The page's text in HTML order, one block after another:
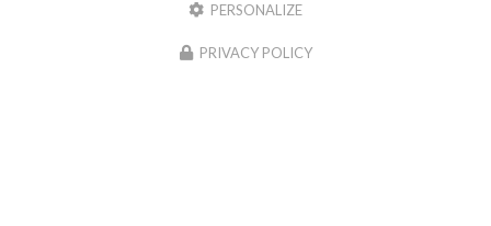
PERSONALIZE
PRIVACY POLICY